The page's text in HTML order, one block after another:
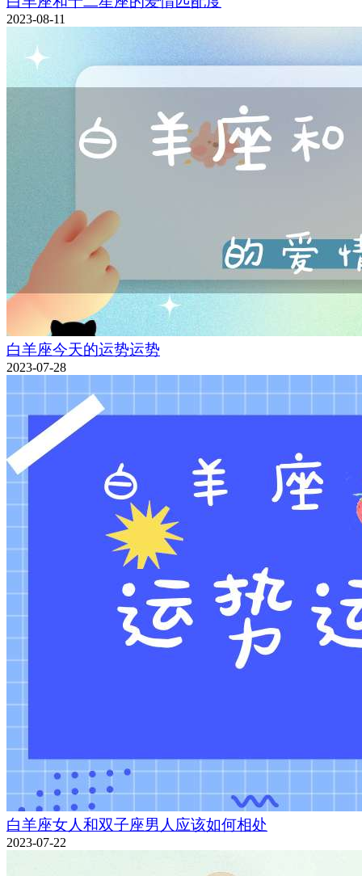
2023-08-11
白羊座今天的运势运势
2023-07-28
白羊座女人和双子座男人应该如何相处
2023-07-22